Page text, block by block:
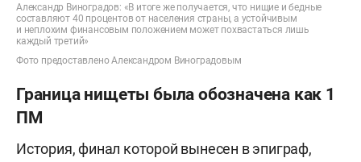
Александр Виноградов: «В итоге же получается, что нищие и бедные
составляют 40 процентов от населения страны, а устойчивым
и неплохим финансовым положением может похвастаться лишь
каждый третий»
Фото предоставлено Александром Виноградовым
Граница нищеты была обозначена как 1
ПМ
История, финал которой вынесен в эпиграф,